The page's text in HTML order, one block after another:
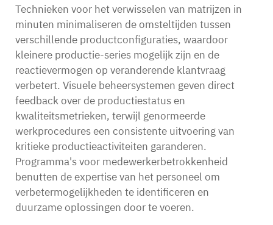
Technieken voor het verwisselen van matrijzen in
minuten minimaliseren de omsteltijden tussen
verschillende productconfiguraties, waardoor
kleinere productie-series mogelijk zijn en de
reactievermogen op veranderende klantvraag
verbetert. Visuele beheersystemen geven direct
feedback over de productiestatus en
kwaliteitsmetrieken, terwijl genormeerde
werkprocedures een consistente uitvoering van
kritieke productieactiviteiten garanderen.
Programma's voor medewerkerbetrokkenheid
benutten de expertise van het personeel om
verbetermogelijkheden te identificeren en
duurzame oplossingen door te voeren.